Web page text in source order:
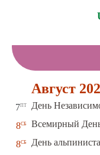
Август
7пт День
8сб Всемирный
8сб День